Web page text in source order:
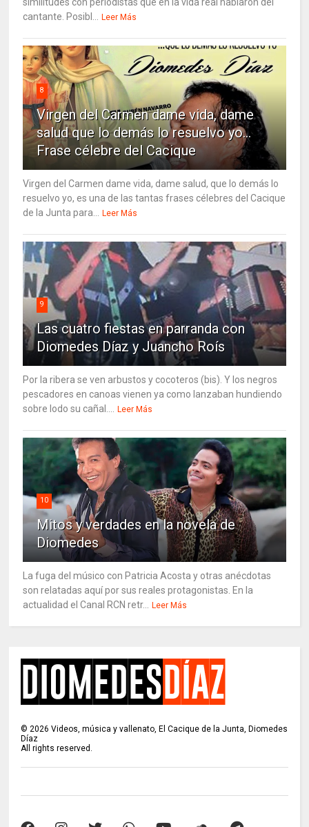
cantante. Posibl...
Leer Más
8
Virgen del Carmen dame vida, dame
salud que lo demás lo resuelvo yo…
Frase célebre del Cacique
Virgen del Carmen dame vida, dame salud, que lo demás lo
resuelvo yo, es una de las tantas frases célebres del Cacique
de la Junta para...
Leer Más
9
Las cuatro fiestas en parranda con
Diomedes Díaz y Juancho Roís
Por la ribera se ven arbustos y cocoteros (bis). Y los negros
pescadores en canoas vienen ya como lanzaban hundiendo
sobre lodo su cañal....
Leer Más
10
Mitos y verdades en la novela de
Diomedes
La fuga del músico con Patricia Acosta y otras anécdotas
son relatadas aquí por sus reales protagonistas. En la
actualidad el Canal RCN retr...
Leer Más
©2026 Videos, música y vallenato, El Cacique de la Junta, Diomedes
Díaz
All rights reserved.